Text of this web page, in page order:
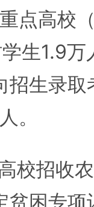
点高校
生1.9万
招生录
。
招收农
贫困专